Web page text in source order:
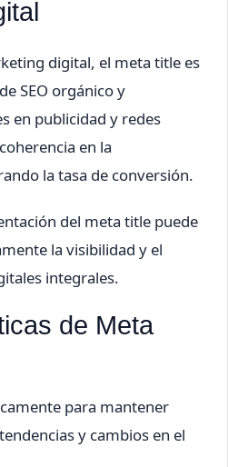
digital, el meta title es
SEO orgánico y
en publicidad y redes
en la
la tasa de conversión.
del meta title puede
la visibilidad y el
integrales.
de Meta
para mantener
y cambios en el